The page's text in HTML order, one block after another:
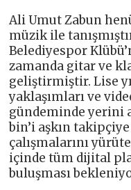
Ali Umut Zabun
müzik ile
Belediyespor
zamanda gitar ve
geliştirmiştir. Lise
yaklaşımları ve
gündeminde yerini
bin’i aşkın
çalışmalarını
içinde tüm dijital
buluşması